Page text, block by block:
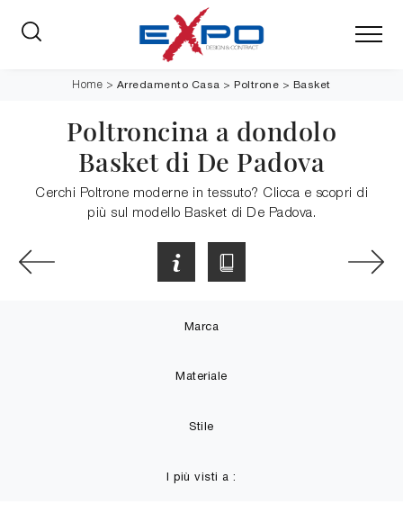
Home > Arredamento Casa >Poltrone > Basket
Poltroncina a dondolo
Basket di De Padova
Cerchi Poltrone moderne in tessuto? Clicca e scopri di
più sul modello Basket di De Padova.
Marca
Materiale
Stile
I più visti a :